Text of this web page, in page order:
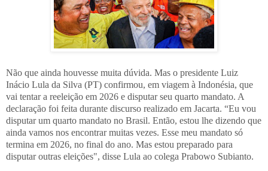
Não que ainda houvesse muita dúvida. Mas o presidente Luiz
Inácio Lula da Silva (PT) confirmou, em viagem à Indonésia, que
vai tentar a reeleição em 2026 e disputar seu quarto mandato. A
declaração foi feita durante discurso realizado em Jacarta. “Eu vou
disputar um quarto mandato no Brasil. Então, estou lhe dizendo que
ainda vamos nos encontrar muitas vezes. Esse meu mandato só
termina em 2026, no final do ano. Mas estou preparado para
disputar outras eleições", disse Lula ao colega Prabowo Subianto.